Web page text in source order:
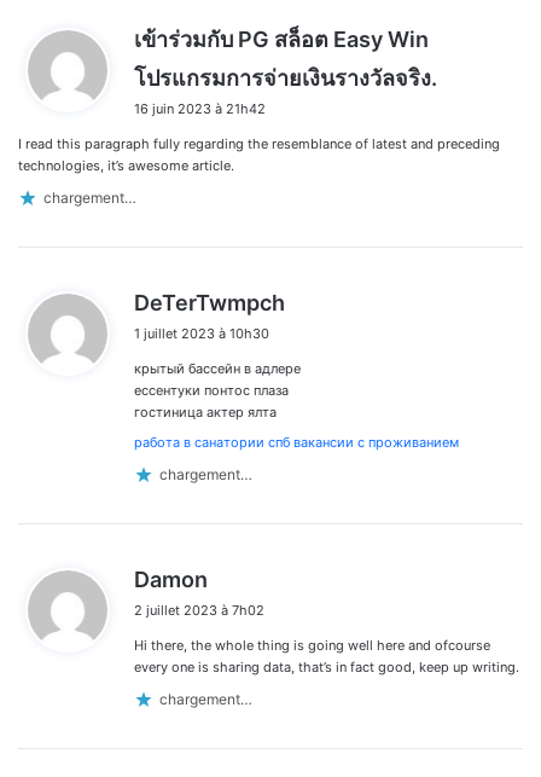
เข้าร่วมกับ PG สล็อต Easy Win
โปรแกรมการจ่ายเงินรางวัลจริง.
16 juin 2023 à 21h42
I read this paragraph fully regarding the resemblance of latest and preceding
technologies, it’s awesome article.
chargement…
DeTerTwmpch
:
1 juillet 2023 à 10h30
крытый бассейн в адлере
ессентуки понтос плаза
гостиница актер ялта
работа в санатории спб вакансии с проживанием
chargement…
Damon
t
2 juillet 2023 à 7h02
Hi there, the whole thing is going well here and ofcourse
every one is sharing data, that’s in fact good, keep up writing.
chargement…